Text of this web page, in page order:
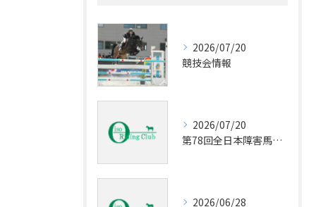
2026/07/20
競技会情報
2026/07/20
第78回全日本障害馬術大会2026 PartⅡ
2026/06/28